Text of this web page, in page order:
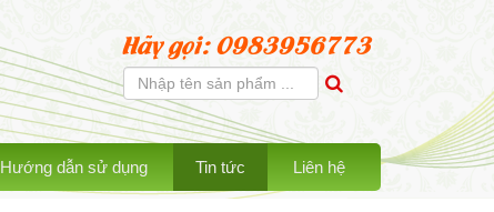
Hãy gọi: 0983956773
Hướng dẫn sử dụng Tin tức Liên hệ